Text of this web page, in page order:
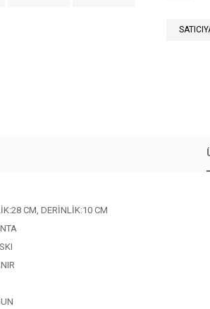
CM, DERİNLİK:10 CM